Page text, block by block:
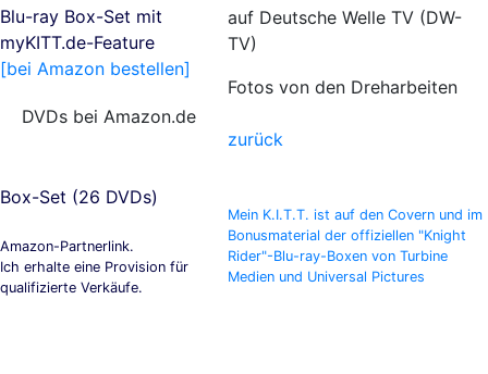
Blu-ray Box-Set mit
myKITT.de-Feature
[bei Amazon bestellen]
DVDs bei Amazon.de
Box-Set (26 DVDs)
Amazon-Partnerlink.
Ich erhalte eine Provision für
qualifizierte Verkäufe.
auf Deutsche Welle TV (DW-
TV)
Fotos von den Dreharbeiten
zurück
Mein K.I.T.T. ist auf den Covern und im
Bonusmaterial der offiziellen "Knight
Rider"-Blu-ray-Boxen von Turbine
Medien und Universal Pictures